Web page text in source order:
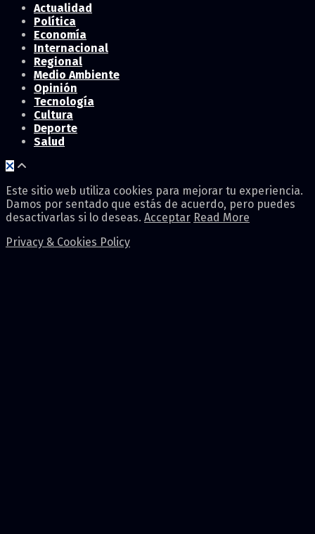
Actualidad
Política
Economía
Internacional
Regional
Medio Ambiente
Opinión
Tecnología
Cultura
Deporte
Salud
Este sitio web utiliza cookies para mejorar tu experiencia.
Damos por sentado que estás de acuerdo, pero puedes
desactivarlas si lo deseas. Acceptar Read More
Privacy & Cookies Policy